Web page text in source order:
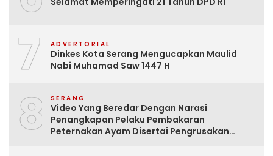
7 ADVERTORIAL
Dinkes Kota Serang Mengucapkan Maulid
Nabi Muhamad Saw 1447 H
8 SERANG
Video Yang Beredar Dengan Narasi
Penangkapan Pelaku Pembakaran
Peternakan Ayam Disertai Pengrusakan